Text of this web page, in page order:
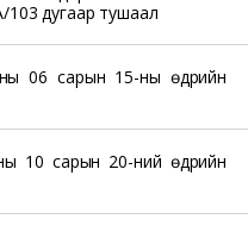
103 дугаар тушаал
06 сарын 15-ны өдрийн
10 сарын 20-ний өдрийн